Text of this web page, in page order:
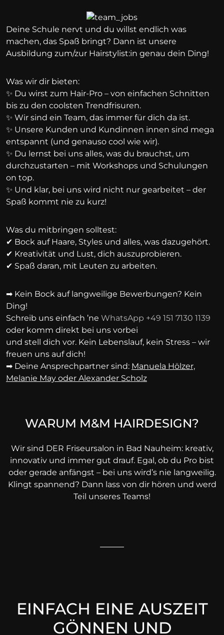
Deine Schule nervt und du willst endlich was
machen, das Spaß bringt? Dann ist unsere
Ausbildung zum/zur Hairstylist:in genau dein Ding!
Was wir dir bieten:
✨ Du wirst zum Hair-Pro – von einfachen Schnitten
bis zu den coolsten Trendfrisuren.
✨ Wir sind ein Team, das immer für dich da ist.
✨ Unsere Kunden und Kundinnen innen sind mega
entspannt (und genauso cool wie wir).
✨ Du lernst bei uns alles, was du brauchst, um
durchzustarten – mit Workshops und Schulungen
on top.
✨ Und klar, bei uns wird nicht nur gearbeitet – der
Spaß kommt nie zu kurz!
Was du mitbringen solltest:
✔ Bock auf Haare, Styles und alles, was dazugehört.
✔ Kreativität und Lust, dich auszuprobieren.
✔ Spaß daran, mit Leuten zu arbeiten.
➡ Kein Bock auf langweilige Bewerbungen? Kein
Ding!
Schreib uns einfach ’ne WhatsApp +49 151 7130 1139
oder komm direkt bei uns vorbei
und stell dich vor. Kein Lebenslauf, kein Stress – wir
freuen uns auf dich!
➡ Deine Ansprechpartner sind: Manuela Hölzer,
Melanie May oder Alexander Scholz
WARUM M&M HAIRDESIGN?
Wir sind DER Friseursalon in Bad Nauheim: kreativ,
innovativ und immer gut drauf. Egal, ob du Pro bist
oder gerade anfängst – bei uns wird’s nie langweilig.
Klingt spannend? Dann lass von dir hören und werd
Teil unseres Teams!
EINFACH EINE AUSZEIT
GÖNNEN UND